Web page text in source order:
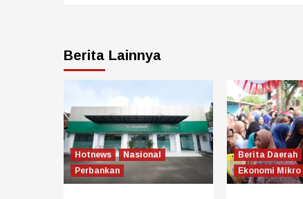
Berita Lainnya
Hotnews
Nasional
Perbankan
Berita Daerah
Ekonomi Mikro